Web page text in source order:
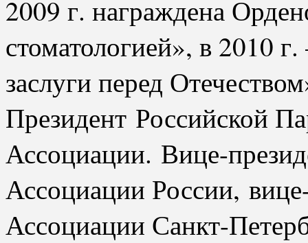
2009 г. награждена
стоматологией», в 2010
заслуги перед
Президент Российской
Ассоциации. Вице-
Ассоциации России,
Ассоциации Санкт-